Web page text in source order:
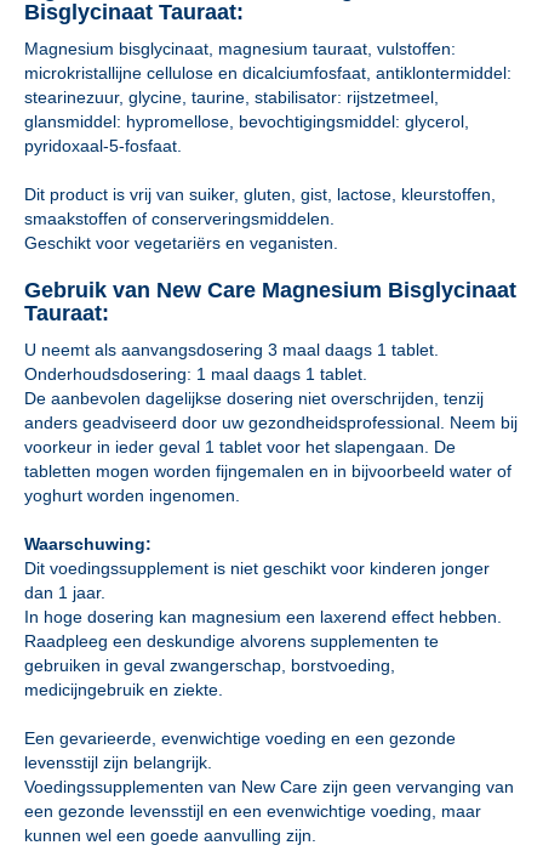
Bisglycinaat Tauraat:
Magnesium bisglycinaat, magnesium tauraat, vulstoffen:
microkristallijne cellulose en dicalciumfosfaat, antiklontermiddel:
stearinezuur, glycine, taurine, stabilisator: rijstzetmeel,
glansmiddel: hypromellose, bevochtigingsmiddel: glycerol,
pyridoxaal-5-fosfaat.
Dit product is vrij van suiker, gluten, gist, lactose, kleurstoffen,
smaakstoffen of conserveringsmiddelen.
Geschikt voor vegetariërs en veganisten.
Gebruik van New Care Magnesium Bisglycinaat
Tauraat:
U neemt als aanvangsdosering 3 maal daags 1 tablet.
Onderhoudsdosering: 1 maal daags 1 tablet.
De aanbevolen dagelijkse dosering niet overschrijden, tenzij
anders geadviseerd door uw gezondheidsprofessional. Neem bij
voorkeur in ieder geval 1 tablet voor het slapengaan. De
tabletten mogen worden fijngemalen en in bijvoorbeeld water of
yoghurt worden ingenomen.
Waarschuwing:
Dit voedingssupplement is niet geschikt voor kinderen jonger
dan 1 jaar.
In hoge dosering kan magnesium een laxerend effect hebben.
Raadpleeg een deskundige alvorens supplementen te
gebruiken in geval zwangerschap, borstvoeding,
medicijngebruik en ziekte.
Een gevarieerde, evenwichtige voeding en een gezonde
levensstijl zijn belangrijk.
Voedingssupplementen van New Care zijn geen vervanging van
een gezonde levensstijl en een evenwichtige voeding, maar
kunnen wel een goede aanvulling zijn.